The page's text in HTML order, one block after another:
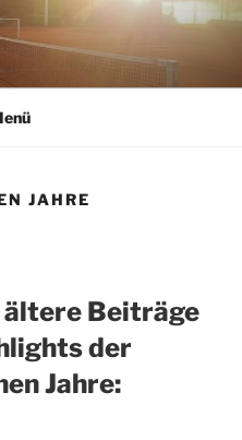
JAHRE
ältere Beiträge
der
Jahre: